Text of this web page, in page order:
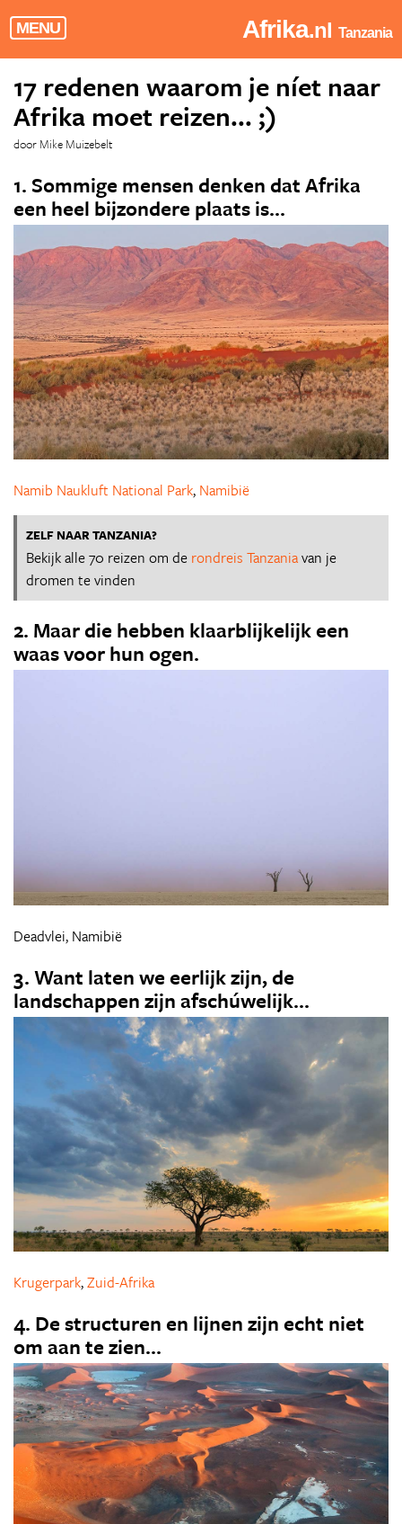
MENU Afrika.nl Tanzania
17 redenen waarom je níet naar
Afrika moet reizen... ;)
door Mike Muizebelt
1. Sommige mensen denken dat Afrika
een heel bijzondere plaats is...
Namib Naukluft National Park, Namibië
ZELF NAAR TANZANIA?
Bekijk alle 70 reizen om de rondreis Tanzaniavan je
dromen te vinden
2. Maar die hebben klaarblijkelijk een
waas voor hun ogen.
Deadvlei, Namibië
3. Want laten we eerlijk zijn, de
landschappen zijn afschúwelijk...
Krugerpark,Zuid-Afrika
4. De structuren en lijnen zijn echt niet
om aan te zien...